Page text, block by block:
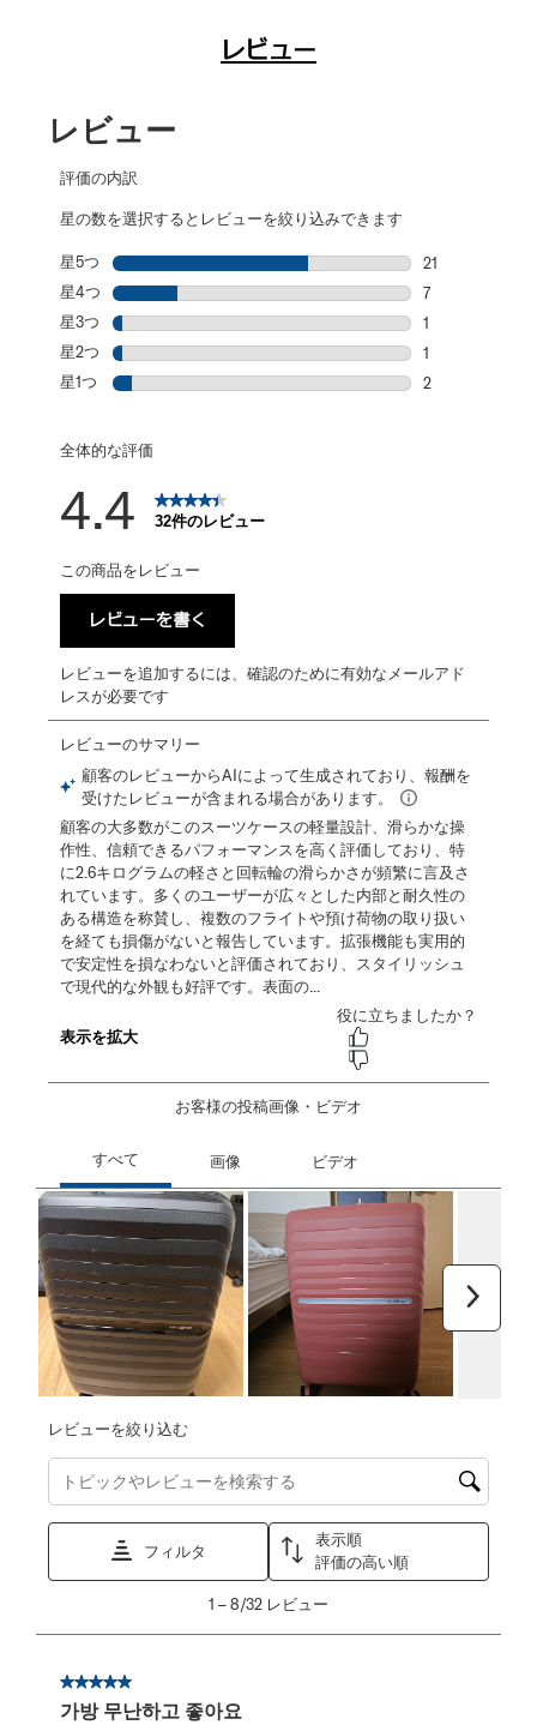
レビュー
レビュー
評価の内訳
星の数を選択するとレビューを絞り込みできます
星5つ 星
21
星5個の21件の
星4つ 星
7
星4個の7件の
星3つ 星
1
星3個の1件の
星2つ 星
1
星2個の1件のレ
星1つ
2
全体的な評価
4.4 32件のレビュー
この商品をレビュー
レビューを書く
レビューを追加するには、確認のために有効なメールアド
レスが必要です
お客様の投稿画像・ビデオ
レビューを絞り込む
トピックやレビュー検索地域を検索する
フィルタ
表示順
評価の高い順
8/32
1 –8/32 レビュー
星5／5個です。
가방 무난하고 좋아요